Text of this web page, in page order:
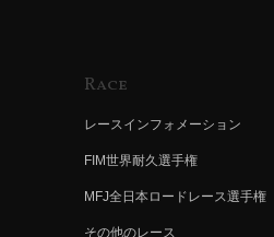
Race
レースインフォメーション
FIM世界耐久選手権
MFJ全日本ロードレース選手権
その他のレース